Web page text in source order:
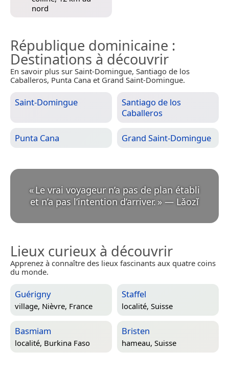
nord
République dominicaine :
Destinations à découvrir
En savoir plus sur Saint-Domingue, Santiago de los
Caballeros, Punta Cana et Grand Saint-Domingue.
Saint-Domingue
Santiago de los
Caballeros
Punta Cana Grand Saint-Domingue
«Le vrai voyageur n’a pas de plan établi
et n’a pas l’intention d’arriver. » — Lǎozǐ
Lieux curieux à découvrir
Apprenez à connaître des lieux fascinants aux quatre coins
du monde.
Guérigny
village, Nièvre, France
Staffel
localité, Suisse
Basmiam
localité, Burkina Faso
Bristen
hameau, Suisse